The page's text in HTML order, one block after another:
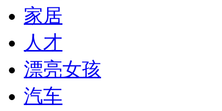
家居
人才
漂亮女孩
汽车